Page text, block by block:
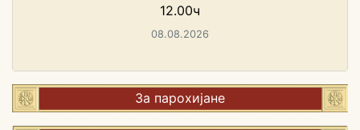
12.00ч
08.08.2026
За парохијане